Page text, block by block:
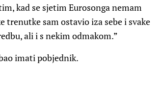
kad se sjetim Eurosonga nemam
trenutke sam ostavio iza sebe i svake
ali i s nekim odmakom.”
imati pobjednik.